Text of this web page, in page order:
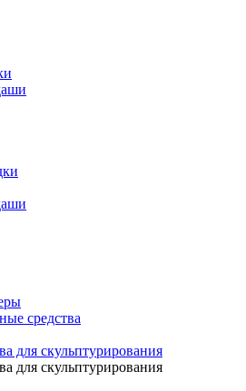
средства
для скульптурирования
для скульптурирования